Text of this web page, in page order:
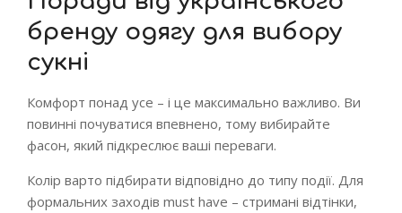
бренду одягу для вибору
сукні
Комфорт понад усе – і це максимально важливо. Ви
повинні почуватися впевнено, тому вибирайте
фасон, який підкреслює ваші переваги.
Колір варто підбирати відповідно до типу події. Для
формальних заходів must have – стримані відтінки,